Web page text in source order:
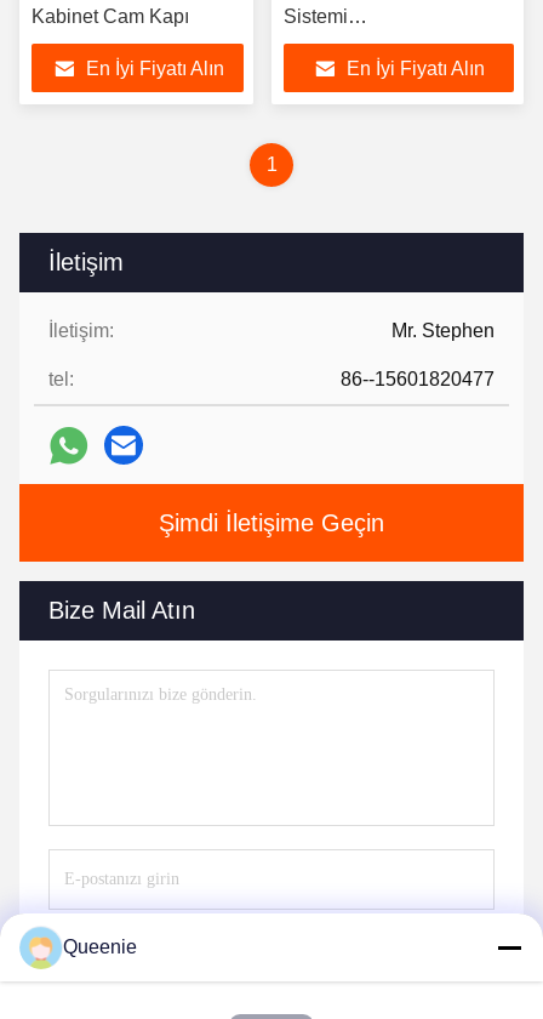
İletişim
İletişim: Mr. Stephen
tel: 86--15601820477
Şimdi İletişime Geçin
Bize Mail Atın
Göndermek
Kabinet Cam Kapı
En İyi Fiyatı Alın
Sistemi
60KVA/90KVA/120KVA
En İyi Fiyatı Alın
1
Queenie